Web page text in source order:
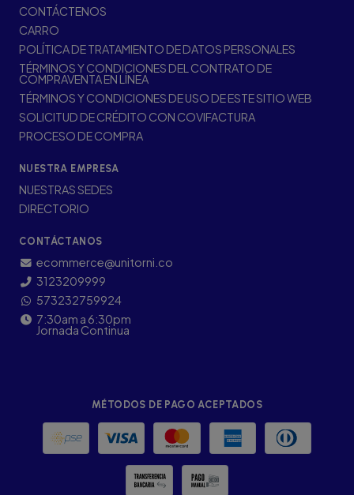
CONTÁCTENOS
CARRO
POLÍTICA DE TRATAMIENTO DE DATOS PERSONALES
TÉRMINOS Y CONDICIONES DEL CONTRATO DE
COMPRAVENTA EN LÍNEA
TÉRMINOS Y CONDICIONES DE USO DE ESTE SITIO WEB
SOLICITUD DE CRÉDITO CON COVIFACTURA
PROCESO DE COMPRA
NUESTRA EMPRESA
NUESTRAS SEDES
DIRECTORIO
CONTÁCTANOS
ecommerce@unitorni.co
3123209999
573232759924
7:30am a 6:30pm
Jornada Continua
MÉTODOS DE PAGO ACEPTADOS